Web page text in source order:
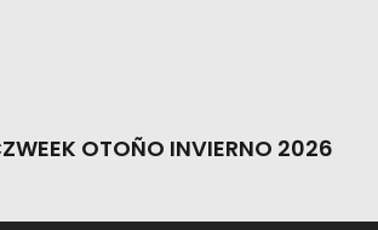
OTOÑO INVIERNO 2026